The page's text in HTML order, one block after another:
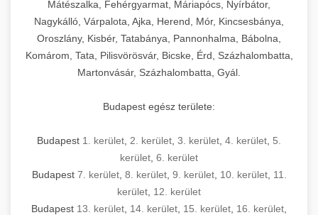
Mátészalka, Fehérgyarmat, Máriapócs, Nyírbátor,
Nagykálló, Várpalota, Ajka, Herend, Mór, Kincsesbánya,
Oroszlány, Kisbér, Tatabánya, Pannonhalma, Bábolna,
Komárom, Tata, Pilisvörösvár, Bicske, Érd, Százhalombatta,
Martonvásár, Százhalombatta, Gyál.
Budapest egész területe:
Budapest 1. kerület 2. kerület 3. kerület 4. kerület 5.
kerület 6. kerület
Budapest 7. kerület, 8. kerület, 9. kerület, 10. kerület, 11.
kerület 12. kerület
Budapest 13. kerület 14. kerület 15. kerület 16. kerület